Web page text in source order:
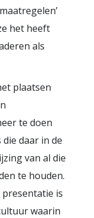
het heeft
als
plaatsen
te doen
daar in de
van al die
te houden.
is
waarin